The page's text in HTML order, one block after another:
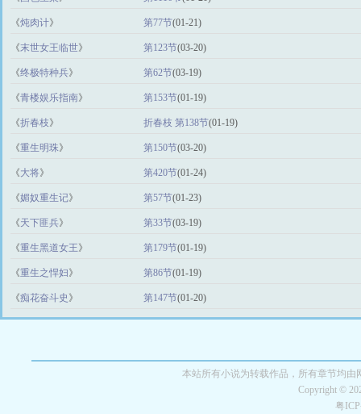
《炖肉计》 第77节(01-21)
《末世女王临世》 第123节(03-20)
《终极特种兵》 第62节(03-19)
《青楼娱乐指南》 第153节(01-19)
《折春枝》 折春枝 第138节(01-19)
《重生明珠》 第150节(03-20)
《大将》 第420节(01-24)
《媚奴重生记》 第57节(01-23)
《天下匪兵》 第33节(03-19)
《重生黑道女王》 第179节(01-19)
《重生之悍妇》 第86节(01-19)
《痴花奋斗史 》 第147节(01-20)
本站所有小说为转载作品，所有章节均
Copyright ©
粤